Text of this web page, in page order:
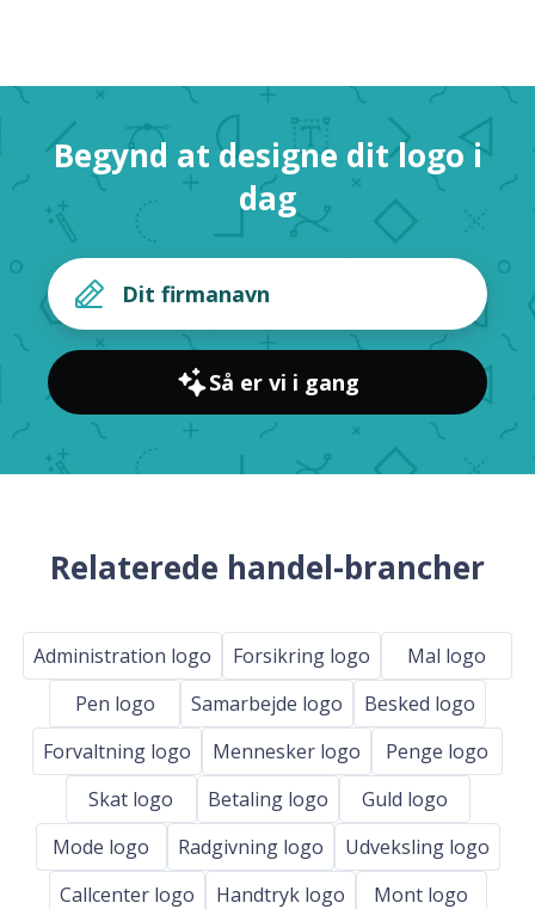
Begynd at designe dit logo i
dag
Så er vi i gang
Relaterede handel-brancher
Administration logo Forsikring logo
Mal logo
Pen logo
Samarbejde logo
Besked logo
Forvaltning logo
Mennesker logo
Penge logo
Skat logo
Betaling logo
Guld logo
Mode logo
Radgivning logo
Udveksling logo
Callcenter logo
Handtryk logo
Mont logo